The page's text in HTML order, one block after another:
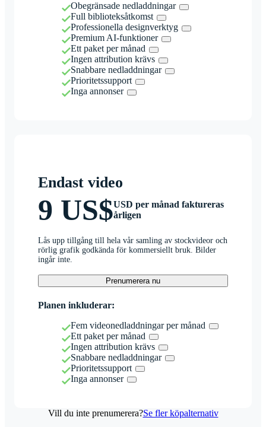
Obegränsade nedladdningar
Full biblioteksåtkomst
Professionella designverktyg
Premium AI-funktioner
Ett paket per månad
Ingen attribution krävs
Snabbare nedladdningar
Prioritetssupport
Inga annonser
Endast video
9 US$USD per månad faktureras
årligen
Lås upp tillgång till hela vår samling av stockvideor och
rörlig grafik godkända för kommersiellt bruk. Bilder
ingår inte.
Prenumerera nu
Planen inkluderar:
Fem videonedladdningar per månad
Ett paket per månad
Ingen attribution krävs
Snabbare nedladdningar
Prioritetssupport
Inga annonser
Vill du inte prenumerera?Se fler köpalternativ